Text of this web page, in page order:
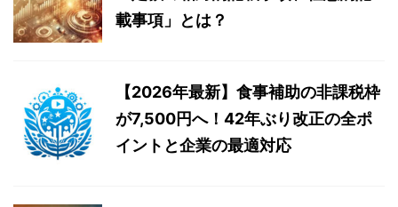
載事項」とは？
【2026年最新】食事補助の非課税枠
が7,500円へ！42年ぶり改正の全ポ
イントと企業の最適対応